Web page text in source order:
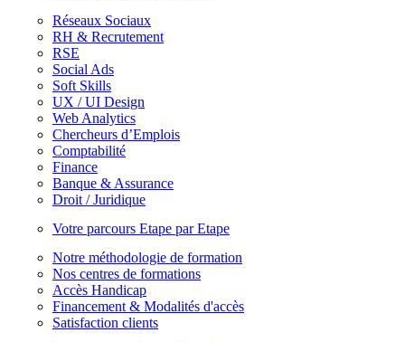
Réseaux Sociaux
RH & Recrutement
RSE
Social Ads
Soft Skills
UX / UI Design
Web Analytics
Chercheurs d’Emplois
Comptabilité
Finance
Banque & Assurance
Droit / Juridique
Votre parcours Etape par Etape
Notre méthodologie de formation
Nos centres de formations
Accès Handicap
Financement & Modalités d'accès
Satisfaction clients